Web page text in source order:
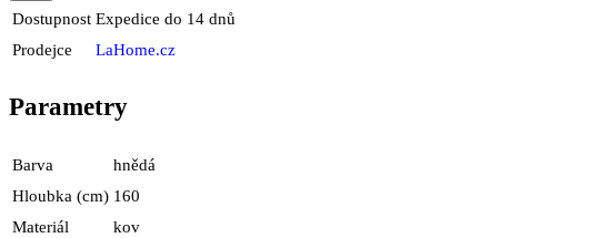
Dostupnost Expedice do 14 dnů
Prodejce
LaHome.cz
Parametry
Barva
hnědá
Hloubka (cm) 160
Materiál
kov